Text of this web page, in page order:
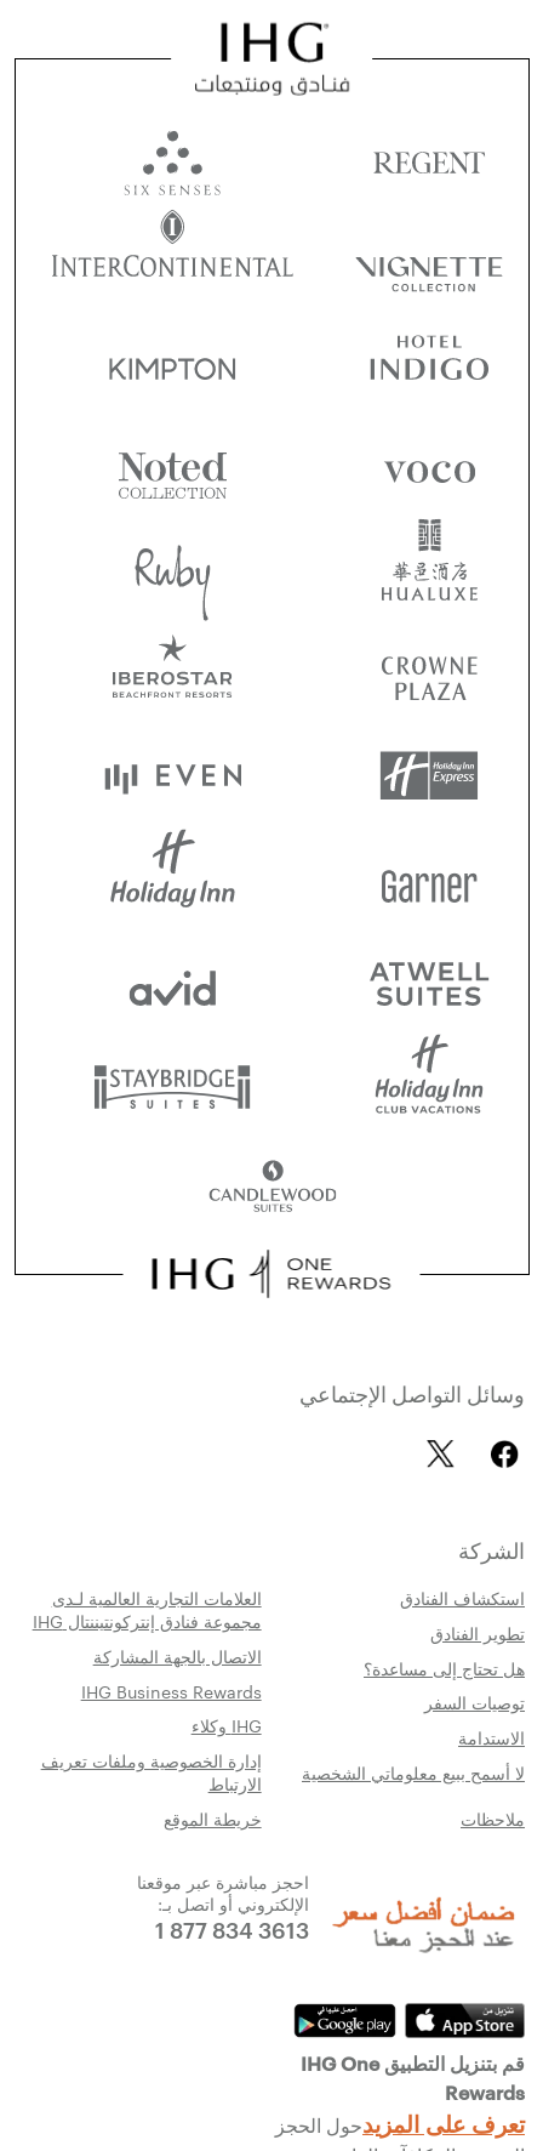
وسائل التواصل الإجتماعي
الشركة
استكشاف الفنادق
العلامات التجارية العالمية لـدى
مجموعة فنادق إنتركونتيننتال IHG
تطوير الفنادق
الاتصال بالجهة المشاركة
هل تحتاج إلى مساعدة؟
IHG Business Rewards
توصيات السفر
IHG وكلاء
الاستدامة
إدارة الخصوصية وملفات تعريف
الارتباط
لا أسمح ببيع معلوماتي الشخصية
خريطة الموقع
ملاحظات
احجز مباشرة عبر موقعنا
الإلكتروني أو اتصل بـ:
1 877 834 3613
قم بتنزيل التطبيق IHG One
Rewards
تعرف على المزيدحول الحجز